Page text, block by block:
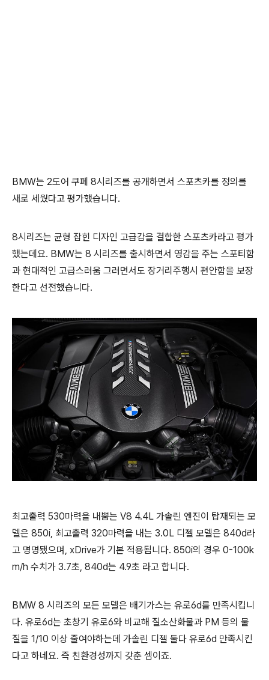
BMW는 2도어 쿠페 8시리즈를 공개하면서 스포츠카를 정의를
새로 세웠다고 평가했습니다.
8시리즈는 균형 잡힌 디자인 고급감을 결합한 스포츠카라고 평가
했는데요. BMW는 8 시리즈를 출시하면서 영감을 주는 스포티함
과 현대적인 고급스러움 그러면서도 장거리주행시 편안함을 보장
한다고 선전했습니다.
최고출력 530마력을 내뿜는 V8 4.4L 가솔린 엔진이 탑재되는 모
델은 850i, 최고출력 320마력을 내는 3.0L 디젤 모델은 840d라
고 명명됐으며, xDrive가 기본 적용됩니다. 850i의 경우 0-100k
m/h 수치가 3.7초, 840d는 4.9초 라고 합니다.
BMW 8 시리즈의 모든 모델은 배기가스는 유로6d를 만족시킵니
다. 유로6d는 초창기 유로6와 비교해 질소산화물과 PM 등의 물
질을 1/10 이상 줄여야하는데 가솔린 디젤 둘다 유로6d 만족시킨
다고 하네요. 즉 친환경성까지 갖춘 셈이죠.